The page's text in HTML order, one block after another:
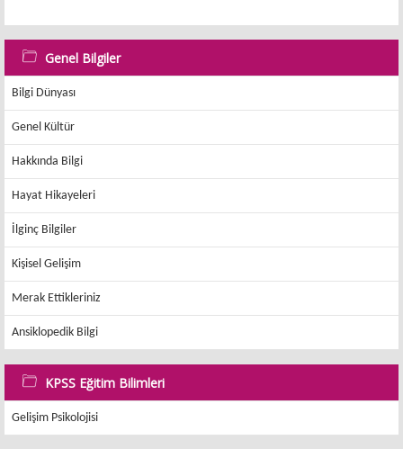
Genel Bilgiler
Bilgi Dünyası
Genel Kültür
Hakkında Bilgi
Hayat Hikayeleri
İlginç Bilgiler
Kişisel Gelişim
Merak Ettikleriniz
Ansiklopedik Bilgi
KPSS Eğitim Bilimleri
Gelişim Psikolojisi